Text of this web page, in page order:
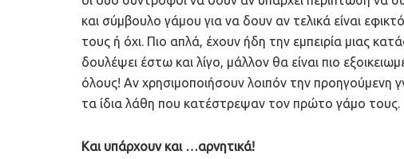
και σύμβουλο γάμου για να δουν αν τελικά είναι
τους ή όχι. Πιο απλά, έχουν ήδη την εμπειρία μιας
δουλέψει έστω και λίγο, μάλλον θα είναι πιο
όλους! Αν χρησιμοποιήσουν λοιπόν την προηγούμενη
τα ίδια λάθη που κατέστρεψαν τον πρώτο γάμο τους.
Και υπάρχουν και …αρνητικά!